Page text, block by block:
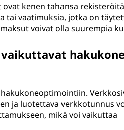
kenen tahansa
vaatimuksia, jotka on
voivat olla suurempia
ja luotettava verkkotunnus
mikä voi vaikuttaa